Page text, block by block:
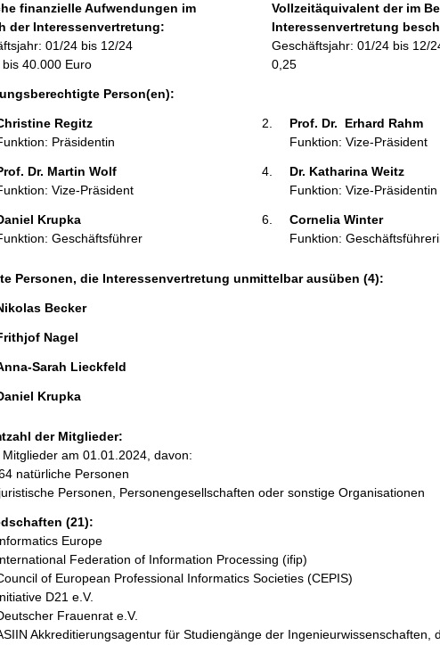
o
n
e
n
finanzielle Aufwendungen im
der Interessenvertretung:
01/24 bis 12/24
40.000 Euro
Vollzeitäquivalent der im
Interessenvertretung
Geschäftsjahr: 01/24 bis 12/
0,25
Person(en):
Regitz
Präsidentin
Prof. Dr.  Erhard Rahm
Funktion: Vize-Präsident
Dr. Martin Wolf
Vize-Präsident
Dr. Katharina Weitz
Funktion: Vize-Präsidentin
Krupka
Geschäftsführer
Cornelia Winter
Funktion:
Personen, die Interessenvertretung unmittelbar ausüben (4):
Becker
Nagel
Sarah Lieckfeld
Krupka
der Mitglieder:
Mitglieder am 01.01.2024, davon:
natürliche Personen
Personen, Personengesellschaften oder sonstige Organisationen
(21):
Europe
Federation of Information Processing (ifip)
of European Professional Informatics Societies (CEPIS)
D21 e.V.
Frauenrat e.V.
Akkreditierungsagentur für Studiengänge der Ingenieurwissenschaften,